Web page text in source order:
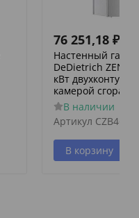
76 251,18 ₽
Настенный
DeDietrich ZENA
кВт
камерой
В наличии
Артикул
В корзину